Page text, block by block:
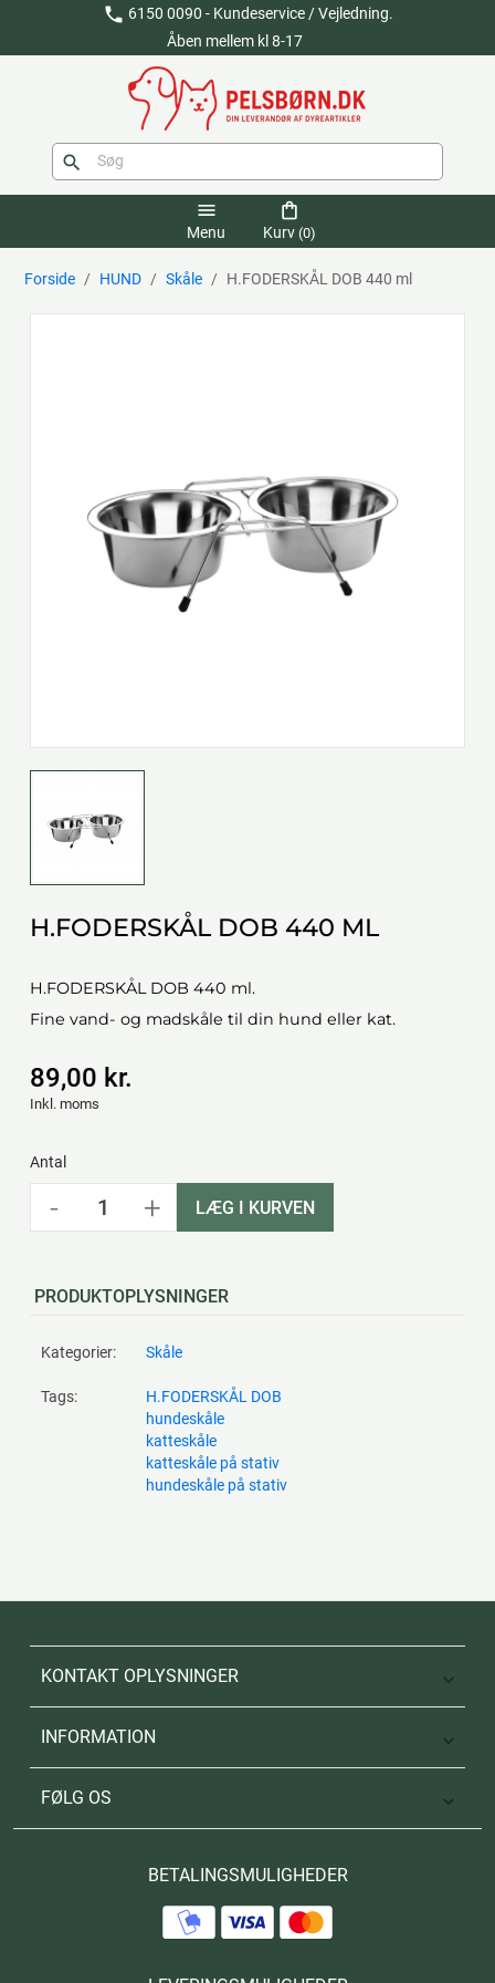
phone 6150 0090 - Kundeservice / Vejledning.
Åben mellem kl 8-17
search
menu
Menu
shopping_bag
Kurv (0)
Forside HUND Skåle H.FODERSKÅL DOB 440 ml
H.FODERSKÅL DOB 440 ML
H.FODERSKÅL DOB 440 ml.
Fine vand- og madskåle til din hund eller kat.
89,00 kr.
Inkl. moms
Antal
- + LÆG I KURVEN
PRODUKTOPLYSNINGER
Kategorier: Skåle
Tags:
H.FODERSKÅL DOB
hundeskåle
katteskåle
katteskåle på stativ
hundeskåle på stativ
KONTAKT OPLYSNINGER 
INFORMATION 
FØLG OS 
BETALINGSMULIGHEDER